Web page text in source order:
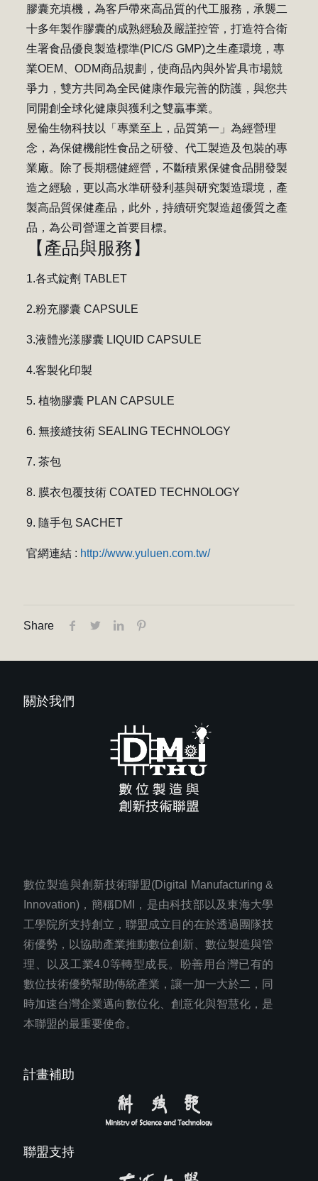
膠囊充填機，為客戶帶來高品質的代工服務，承襲二
十多年製作膠囊的成熟經驗及嚴謹控管，打造符合衛
生署食品優良製造標準(PIC/S GMP)之生產環境，專
業OEM、ODM商品規劃，使商品內與外皆具市場競
爭力，雙方共同為全民健康作最完善的防護，與您共
同開創全球化健康與獲利之雙贏事業。
昱倫生物科技以「專業至上，品質第一」為經營理
念，為保健機能性食品之研發、代工製造及包裝的專
業廠。除了長期穩健經營，不斷積累保健食品開發製
造之經驗，更以高水準研發利基與研究製造環境，產
製高品質保健產品，此外，持續研究製造超優質之產
品，為公司營運之首要目標。
【產品與服務】
1.各式錠劑 TABLET
2.粉充膠囊 CAPSULE
3.液體光漾膠囊 LIQUID CAPSULE
4.客製化印製
5. 植物膠囊 PLAN CAPSULE
6. 無接縫技術 SEALING TECHNOLOGY
7. 茶包
8. 膜衣包覆技術 COATED TECHNOLOGY
9. 隨手包 SACHET
官網連結 : http://www.yuluen.com.tw/
Share
關於我們
數位製造與創新技術聯盟(Digital Manufacturing &
Innovation)，簡稱DMI，是由科技部以及東海大學
工學院所支持創立，聯盟成立目的在於透過團隊技
術優勢，以協助產業推動數位創新、數位製造與管
理、以及工業4.0等轉型成長。盼善用台灣已有的
數位技術優勢幫助傳統產業，讓一加一大於二，同
時加速台灣企業邁向數位化、創意化與智慧化，是
本聯盟的最重要使命。
計畫補助
聯盟支持